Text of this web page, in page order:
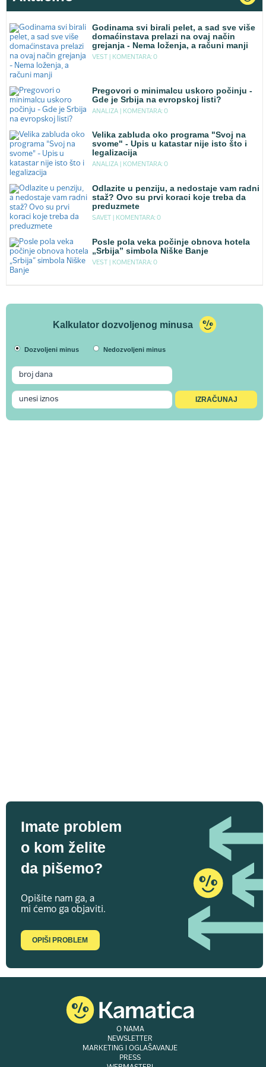
Godinama svi birali pelet, a sad sve više
domaćinstava prelazi na ovaj način
grejanja - Nema loženja, a računi manji
VEST | KOMENTARA: 0
Pregovori o minimalcu uskoro počinju -
Gde je Srbija na evropskoj listi?
ANALIZA | KOMENTARA: 0
Velika zabluda oko programa "Svoj na
svome" - Upis u katastar nije isto što i
legalizacija
ANALIZA | KOMENTARA: 0
Odlazite u penziju, a nedostaje vam radni
staž? Ovo su prvi koraci koje treba da
preduzmete
SAVET | KOMENTARA: 0
Posle pola veka počinje obnova hotela
„Srbija” simbola Niške Banje
VEST | KOMENTARA: 0
Kalkulator dozvoljenog minusa
Dozvoljeni minus Nedozvoljeni minus
Imate problem
o kom želite
da pišemo?
Opišite nam ga, a
mi ćemo ga objaviti.
OPIŠI PROBLEM
O NAMA
NEWSLETTER
MARKETING I OGLAŠAVANJE
PRESS